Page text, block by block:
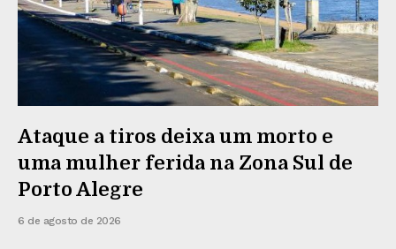
Ataque a tiros deixa um morto e
uma mulher ferida na Zona Sul de
Porto Alegre
6 de agosto de 2026